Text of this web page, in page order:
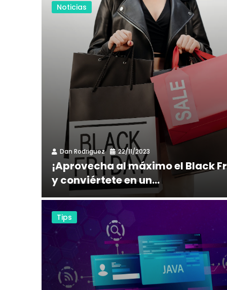
Noticias
Dan Rodriguez 22/11/2023
¡Aprovecha al máximo el Black
y conviértete en un...
Tips